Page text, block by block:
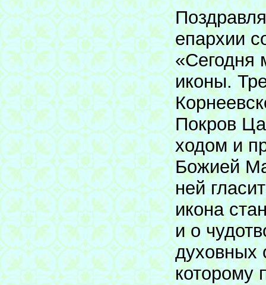
епархии
«Сегодня
иконы.
Покров
ходом и
Божией
ней
икона
и о
духовных
которому